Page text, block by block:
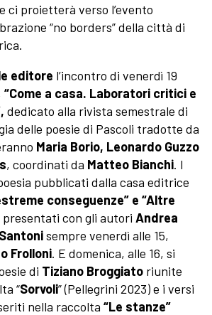
ci proietterà verso l’evento
“no borders” della città di
editore l’incontro di venerdì 19
“Come a casa. Laboratori critici e
dedicato alla rivista semestrale di
delle poesie di Pascoli tradotte da
Maria Borio, Leonardo Guzzo
, coordinati da Matteo Bianchi. I
pubblicati dalla casa editrice
conseguenze” e “Altre
presentati con gli autori Andrea
sempre venerdì alle 15,
Frolloni. E domenica, alle 16, si
di Tiziano Broggiato riunite
“Sorvoli” (Pellegrini 2023) e i versi
nella raccolta “Le stanze”